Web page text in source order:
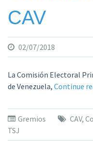
CAV
02/07/2018
La Comisión Electoral
de Venezuela, Continue
Gremios CAV,
TSJ